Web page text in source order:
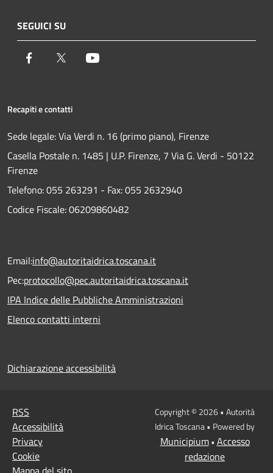
SEGUICI SU
Facebook Twitter
Recapiti e contatti
Sede legale: Via Verdi n. 16 (primo piano), Firenze
Casella Postale n. 1485 | U.P. Firenze, 7 Via G. Verdi - 50122
Firenze
Telefono:055 263291 - Fax:055 2632940
Codice Fiscale: 06209860482
Email:info@autoritaidrica.toscana.it
Pec:protocollo@pec.autoritaidrica.toscana.it
IPA Indice delle Pubbliche Amministrazioni
Elenco contatti interni
Dichiarazione accessibilità
RSS
Accessibilità
Privacy
Cookie
Copyright © 2026 • Autorità
Idrica Toscana • Powered by
Municipium• Accesso
redazione